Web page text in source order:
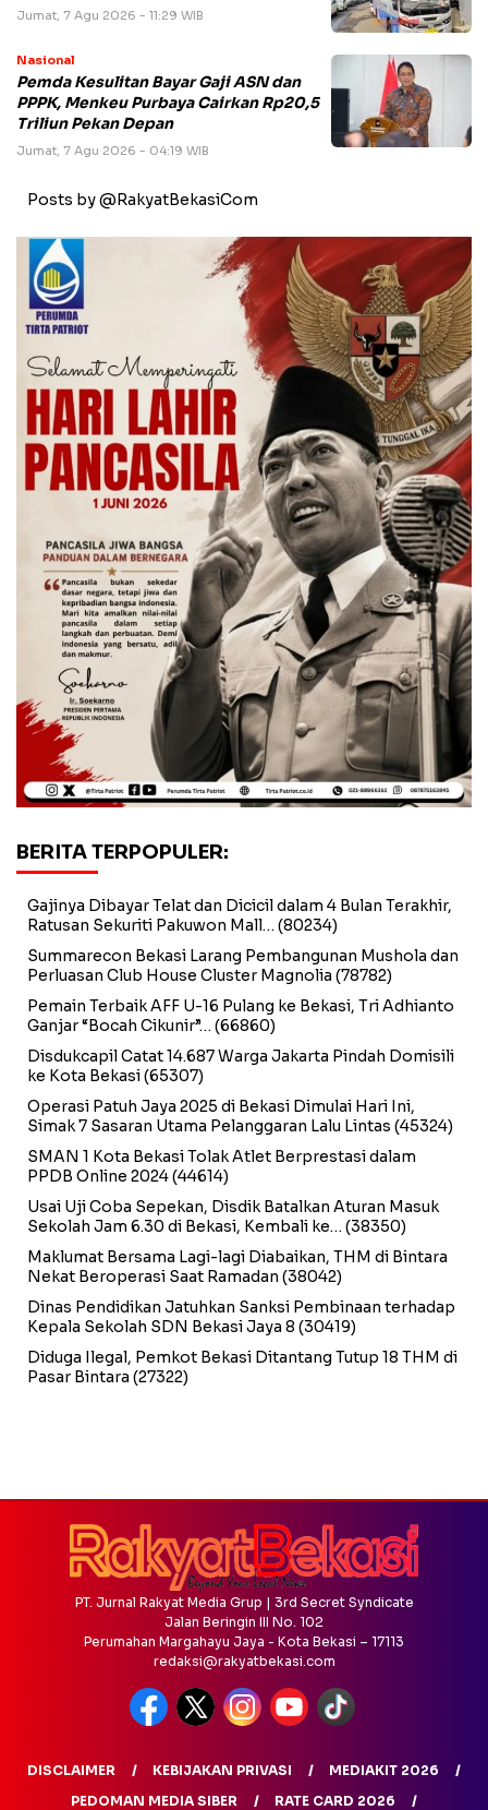
Jumat, 7 Agu 2026 - 11:29 WIB
Nasional
Pemda Kesulitan Bayar Gaji ASN dan
PPPK, Menkeu Purbaya Cairkan Rp20,5
Triliun Pekan Depan
Jumat, 7 Agu 2026 - 04:19 WIB
Posts by @RakyatBekasiCom
BERITA TERPOPULER:
Gajinya Dibayar Telat dan Dicicil dalam 4 Bulan Terakhir,
Ratusan Sekuriti Pakuwon Mall… (80234)
Summarecon Bekasi Larang Pembangunan Mushola dan
Perluasan Club House Cluster Magnolia (78782)
Pemain Terbaik AFF U-16 Pulang ke Bekasi, Tri Adhianto
Ganjar “Bocah Cikunir”… (66860)
Disdukcapil Catat 14.687 Warga Jakarta Pindah Domisili
ke Kota Bekasi(65307)
Operasi Patuh Jaya 2025 di Bekasi Dimulai Hari Ini,
Simak 7 Sasaran Utama Pelanggaran Lalu Lintas (45324)
SMAN 1 Kota Bekasi Tolak Atlet Berprestasi dalam
PPDB Online 2024(44614)
Usai Uji Coba Sepekan, Disdik Batalkan Aturan Masuk
Sekolah Jam 6.30 di Bekasi, Kembali ke… (38350)
Maklumat Bersama Lagi-lagi Diabaikan, THM di Bintara
Nekat Beroperasi Saat Ramadan (38042)
Dinas Pendidikan Jatuhkan Sanksi Pembinaan terhadap
Kepala Sekolah SDN Bekasi Jaya 8 (30419)
Diduga Ilegal, Pemkot Bekasi Ditantang Tutup 18 THM di
Pasar Bintara (27322)
PT. Jurnal Rakyat Media Grup | 3rd Secret Syndicate
Jalan Beringin III No. 102
Perumahan Margahayu Jaya - Kota Bekasi – 17113
redaksi@rakyatbekasi.com
DISCLAIMER KEBIJAKAN PRIVASI
MEDIAKIT 2026
PEDOMAN MEDIA SIBER
RATE CARD 2026